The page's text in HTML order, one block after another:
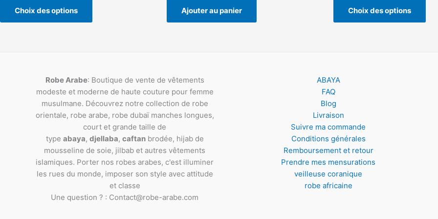
Choix des options Ajouter au panier Choix des options
Robe Arabe: Boutique de vente de vêtements
modeste et moderne de haute couture pour femme
musulmane. Découvrez notre collection de robe
orientale, robe arabe, robe dubaï manches longues,
court et grande taille de
type abaya, djellaba, caftanbrodée, hijab de
mousseline de soie, jilbab et autres vêtements
islamiques. Porter nos robes arabes, c'est illuminer
les rues du monde, imposer son style avec attitude
et classe
Une question ? : Contact@robe-arabe.com
ABAYA
FAQ
Blog
Livraison
Suivre ma commande
Conditions générales
Remboursement et retour
Prendre mes mensurations
veilleuse coranique
robe africaine